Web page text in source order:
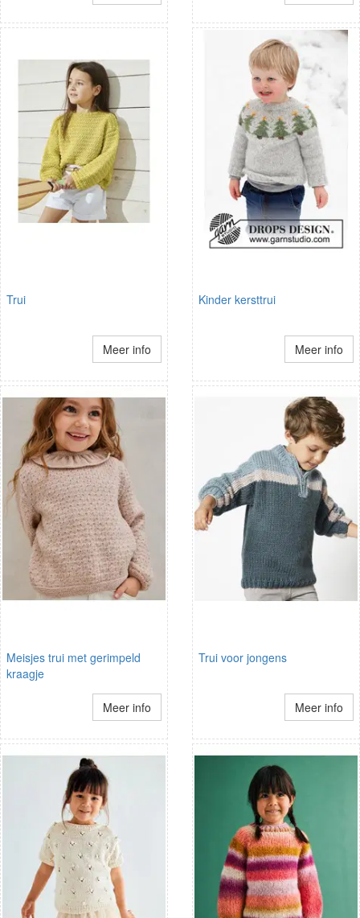
Trui
Meer info
Kinder kersttrui
Meer info
Meisjes trui met gerimpeld
kraagje
Meer info
Trui voor jongens
Meer info